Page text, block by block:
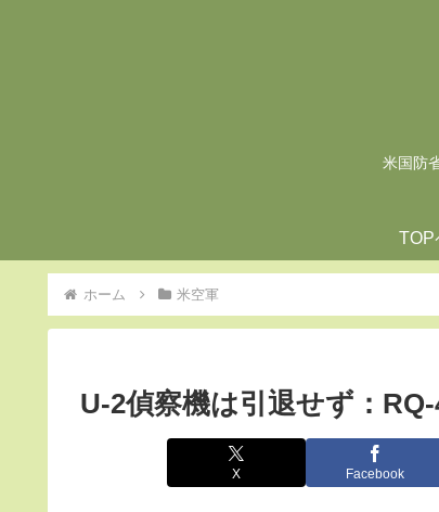
米国防
TOP
ホーム 米空軍
U-2偵察機は引退せず：
X Facebook